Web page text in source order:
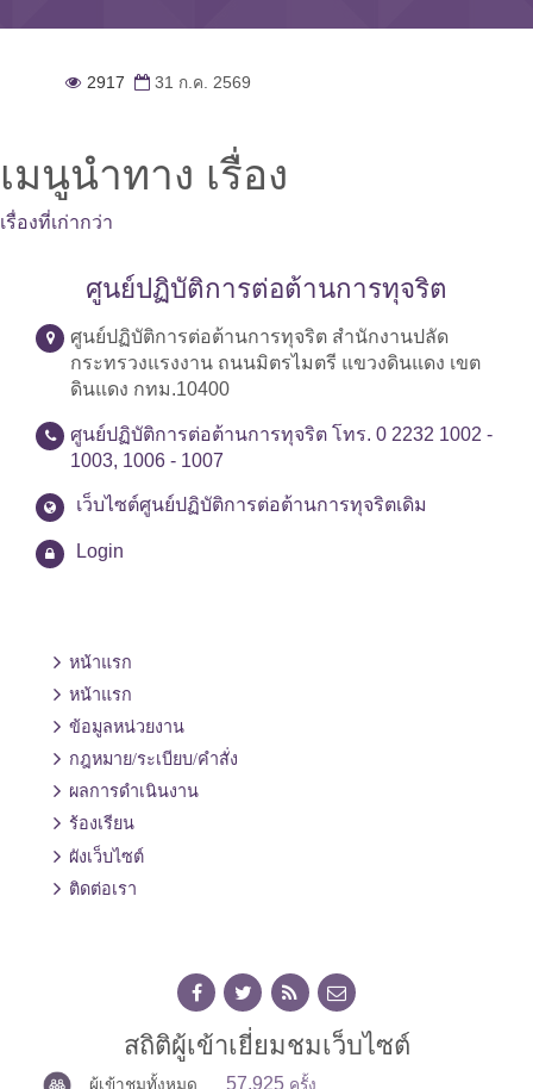
2917 31 ก.ค. 2569
เมนูนำทาง เรื่อง
เรื่องที่เก่ากว่า
ศูนย์ปฏิบัติการต่อต้านการทุจริต
ศูนย์ปฏิบัติการต่อต้านการทุจริต สำนักงานปลัด
กระทรวงแรงงาน ถนนมิตรไมตรี แขวงดินแดง เขต
ดินแดง กทม.10400
ศูนย์ปฏิบัติการต่อต้านการทุจริต โทร. 0 2232 1002 -
1003, 1006 - 1007
เว็บไซต์ศูนย์ปฏิบัติการต่อต้านการทุจริตเดิม
Login
หน้าแรก
หน้าแรก
ข้อมูลหน่วยงาน
กฎหมาย/ระเบียบ/คำสั่ง
ผลการดำเนินงาน
ร้องเรียน
ผังเว็บไซต์
ติดต่อเรา
สถิติผู้เข้าเยี่ยมชมเว็บไซต์
ผู้เข้าชมทั้งหมด 57,925 ครั้ง